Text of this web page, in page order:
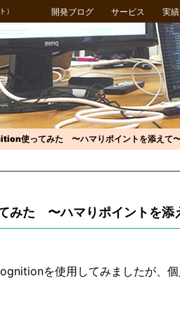
） 開発ブログ サービス 実績
使ってみた 〜ハマりポイントを添えて
みた 〜ハマりポイントを添
を使用してみましたが、